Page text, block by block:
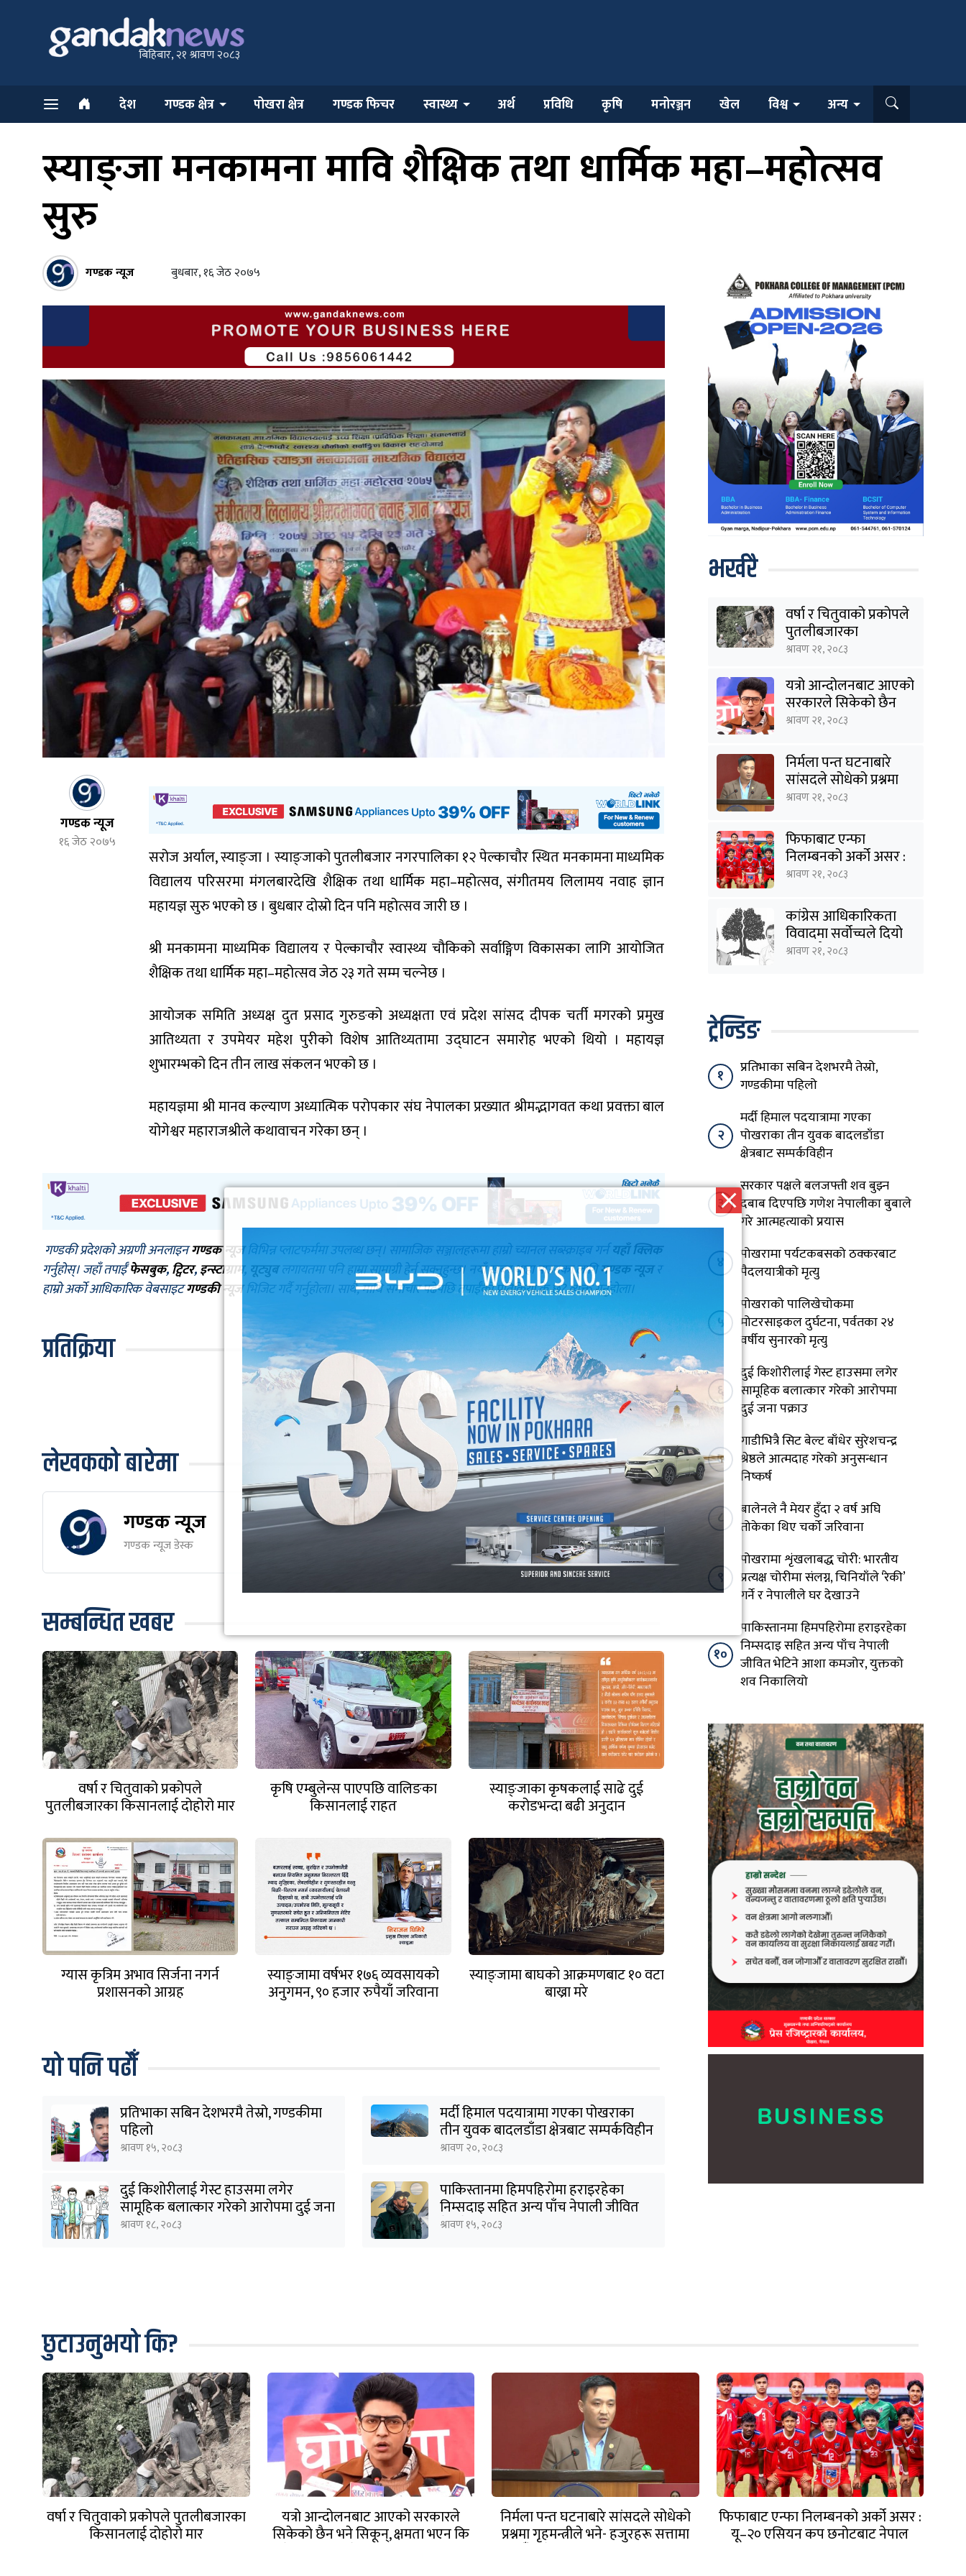
बिहिबार, २१ श्रावण २०८३
देश गण्डक क्षेत्र पोखरा क्षेत्र गण्डक फिचर स्वास्थ्य अर्थ प्रविधि कृषि मनोरञ्जन खेल विश्व अन्य
स्याङ्जा मनकामना मावि शैक्षिक तथा धार्मिक महा–महोत्सव
सुरु
गण्डक न्यूज बुधबार, १६ जेठ २०७५
गण्डक न्यूज
१६ जेठ २०७५
सरोज अर्याल, स्याङ्जा । स्याङ्जाको पुतलीबजार नगरपालिका १२ पेल्काचौर स्थित मनकामना माध्यमिक
विद्यालय परिसरमा मंगलबारदेखि शैक्षिक तथा धार्मिक महा–महोत्सव, संगीतमय लिलामय नवाह ज्ञान
महायज्ञ सुरु भएको छ । बुधबार दोस्रो दिन पनि महोत्सव जारी छ ।
श्री मनकामना माध्यमिक विद्यालय र पेल्काचौर स्वास्थ्य चौकिको सर्वाङ्गिण विकासका लागि आयोजित
शैक्षिक तथा धार्मिक महा–महोत्सव जेठ २३ गते सम्म चल्नेछ ।
आयोजक समिति अध्यक्ष दुत प्रसाद गुरुङको अध्यक्षता एवं प्रदेश सांसद दीपक चर्ती मगरको प्रमुख
आतिथ्यता र उपमेयर महेश पुरीको विशेष आतिथ्यतामा उद्घाटन समारोह भएको थियो । महायज्ञ
शुभारम्भको दिन तीन लाख संकलन भएको छ ।
महायज्ञमा श्री मानव कल्याण अध्यात्मिक परोपकार संघ नेपालका प्रख्यात श्रीमद्भागवत कथा प्रवक्ता बाल
योगेश्वर महाराजश्रीले कथावाचन गरेका छन् ।
गण्डकी प्रदेशको अग्रणी अनलाइनगण्डक न्यूजविभिन्न प्लाटफर्ममा उपलब्ध छन्। सामाजिक सञ्जालहरूमा हाम्रो च्यानल सब्स्क्राइब गर्नयहाँ क्लिक
गर्नुहोस्। जहाँ तपाईँफेसबुक,ट्विटर,इन्स्टाग्राम, यूट्युब लगायतमा पनि हाम्रा सामाग्री हेर्न सक्नुहुन्छ। नयाँ खबर थाहा पाउनका लागिगण्डक न्यूजर
हाम्रो अर्को आधिकारिक वेबसाइटगण्डकी न्यूजभिजिट गर्दै गर्नुहोला। साथै, माथि समाचार पढेपछि तपाईँको प्रतिक्रिया के छ? व्यक्त गर्नुहोला।
प्रतिक्रिया
लेखकको बारेमा
गण्डक न्यूज
गण्डक न्यूज डेस्क
सम्बन्धित खबर
वर्षा र चितुवाको प्रकोपले
पुतलीबजारका किसानलाई दोहोरो मार
कृषि एम्बुलेन्स पाएपछि वालिङका
किसानलाई राहत
स्याङ्जाका कृषकलाई साढे दुई
करोडभन्दा बढी अनुदान
ग्यास कृत्रिम अभाव सिर्जना नगर्न
प्रशासनको आग्रह
स्याङ्जामा वर्षभर १७६ व्यवसायको
अनुगमन, ९० हजार रुपैयाँ जरिवाना
स्याङ्जामा बाघको आक्रमणबाट १० वटा
बाख्रा मरे
यो पनि पढौँ
प्रतिभाका सबिन देशभरमै तेस्रो, गण्डकीमा
पहिलो
श्रावण १५, २०८३
मर्दी हिमाल पदयात्रामा गएका पोखराका
तीन युवक बादलडाँडा क्षेत्रबाट सम्पर्कविहीन
श्रावण २०, २०८३
दुई किशोरीलाई गेस्ट हाउसमा लगेर
सामूहिक बलात्कार गरेको आरोपमा दुई जना
पक्राउ
श्रावण १८, २०८३
पाकिस्तानमा हिमपहिरोमा हराइरहेका
निम्सदाइ सहित अन्य पाँच नेपाली जीवित
भेटिने आशा कमजोर, युक्तको शव
श्रावण १५, २०८३
भर्खरै
वर्षा र चितुवाको प्रकोपले
पुतलीबजारका
किसानलाई दोहोरो मार
श्रावण २१, २०८३
यत्रो आन्दोलनबाट आएको
सरकारले सिकेको छैन
भने सिकून्, क्षमता भएन
भएन ?: मिराज ढुंगाना
श्रावण २१, २०८३
निर्मला पन्त घटनाबारे
सांसदले सोधेको प्रश्नमा
गृहमन्त्रीले भने- हजुरहरू
नगर्नुभएको यो ?
श्रावण २१, २०८३
फिफाबाट एन्फा
निलम्बनको अर्को असर :
यू–२० एसियन कप
श्रावण २१, २०८३
कांग्रेस आधिकारिकता
विवादमा सर्वोच्चले दियो
सुरूबाटै पुनरावलोकन
श्रावण २१, २०८३
ट्रेन्डिङ
१
प्रतिभाका सबिन देशभरमै तेस्रो,
गण्डकीमा पहिलो
२
मर्दी हिमाल पदयात्रामा गएका
पोखराका तीन युवक बादलडाँडा
क्षेत्रबाट सम्पर्कविहीन
३
सरकार पक्षले बलजफ्ती शव बुझ्न
दबाब दिएपछि गणेश नेपालीका बुबाले
गरे आत्महत्याको प्रयास
४
पोखरामा पर्यटकबसको ठक्करबाट
पैदलयात्रीको मृत्यु
५
पोखराको पालिखेचोकमा
मोटरसाइकल दुर्घटना, पर्वतका २४
वर्षीय सुनारको मृत्यु
६
दुई किशोरीलाई गेस्ट हाउसमा लगेर
सामूहिक बलात्कार गरेको आरोपमा
दुई जना पक्राउ
७
गाडीभित्रै सिट बेल्ट बाँधेर सुरेशचन्द्र
श्रेष्ठले आत्मदाह गरेको अनुसन्धान
निष्कर्ष
८
बालेनले नै मेयर हुँदा २ वर्ष अघि
तोकेका थिए चर्को जरिवाना
९
पोखरामा शृंखलाबद्ध चोरी: भारतीय
प्रत्यक्ष चोरीमा संलग्न, चिनियाँले ‘रेकी’
गर्ने र नेपालीले घर देखाउने
१०
पाकिस्तानमा हिमपहिरोमा हराइरहेका
निम्सदाइ सहित अन्य पाँच नेपाली
जीवित भेटिने आशा कमजोर, युक्तको
शव निकालियो
छुटाउनुभयो कि?
वर्षा र चितुवाको प्रकोपले पुतलीबजारका
किसानलाई दोहोरो मार
यत्रो आन्दोलनबाट आएको सरकारले
सिकेको छैन भने सिकून्, क्षमता भएन कि
निर्मला पन्त घटनाबारे सांसदले सोधेको
प्रश्नमा गृहमन्त्रीले भने- हजुरहरू सत्तामा
फिफाबाट एन्फा निलम्बनको अर्को असर :
यू–२० एसियन कप छनोटबाट नेपाल